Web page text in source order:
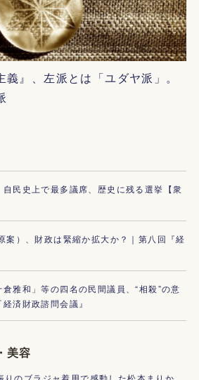
』、左派とは「ユダヤ派」。
民史上で最多議席、歴史に残る選挙【衆
案）、財政は緊縮か拡大か？｜第八回『経
雅和」等の四名の民間議員、“相殺”の意
済財政諮問会議』
美容
りのブラジャ着用で感動した松本まりか、